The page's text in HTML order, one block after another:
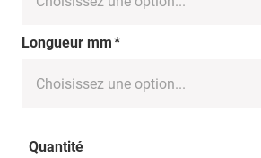
Longueur mm
Quantité